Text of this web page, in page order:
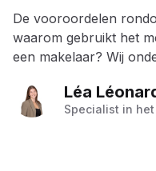
De vooroordelen
waarom gebruikt het
een makelaar? Wij
Léa
Specialist in